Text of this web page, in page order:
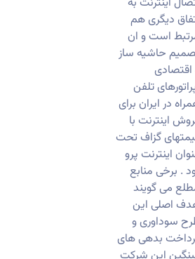
دیگری هم
است و ان
حاشیه ساز
تلفن
در ایران برای
اینترنت با
گزاف تحت
اینترنت پرو
. برخی منابع
می گویند
اصلی این
سوداوری و
بدهی های